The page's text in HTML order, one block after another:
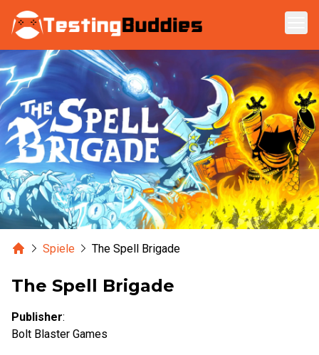
Zum Hauptinhalt springen
HomeSpiele The Spell Brigade
The Spell Brigade
Publisher:
Bolt Blaster Games